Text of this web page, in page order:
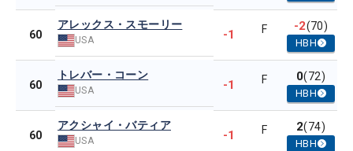
60
アレックス・スモーリー
USA -1 F -2(70)
HBH
60
トレバー・コーン
USA -1 F 0(72)
HBH
60
アクシャイ・バティア
USA -1 F 2(74)
HBH